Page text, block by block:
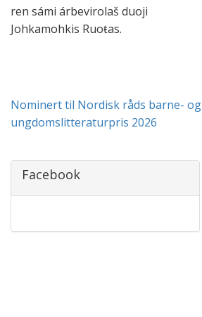
ren sámi árbe­viro­laš duoji
Johkamohkis Ruoŧas.
Nominert til Nordisk råds barne- og
ungdomslitteraturpris 2026
Facebook